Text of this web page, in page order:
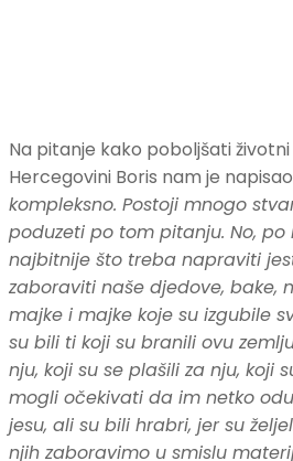
Na pitanje kako poboljšati životni
Hercegovini Boris nam je
kompleksno. Postoji mnogo
poduzeti po tom pitanju. No, po
najbitnije što treba napraviti
zaboraviti naše djedove, bake,
majke i majke koje su izgubile
su bili ti koji su branili ovu
nju, koji su se plašili za nju, koji
mogli očekivati da im netko
jesu, ali su bili hrabri, jer su
njih zaboravimo u smislu